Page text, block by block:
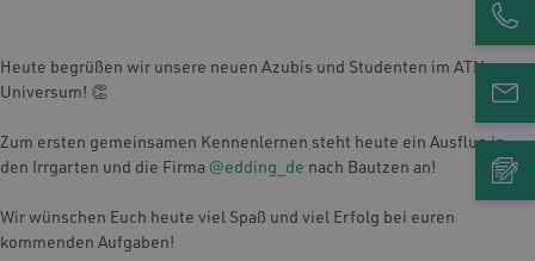
Heute begrüßen wir unsere neuen Azubis und Studenten im ATN-
Universum! 👏
Zum ersten gemeinsamen Kennenlernen steht heute ein Ausflug in
den Irrgarten und die Firma @edding_de nach Bautzen an!
Wir wünschen Euch heute viel Spaß und viel Erfolg bei euren
kommenden Aufgaben!